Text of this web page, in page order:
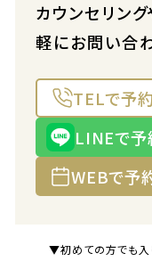
カウンセリン
軽にお問い合
TELで予
LINEで予
WEBで予
▼初めての方でも入